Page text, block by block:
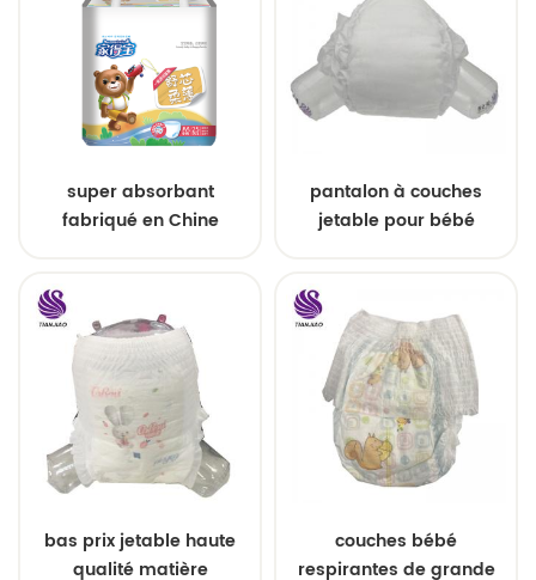
super absorbant
fabriqué en Chine
pantalon à couches
jetable pour bébé
bas prix jetable haute
qualité matière
couches bébé
respirantes de grande